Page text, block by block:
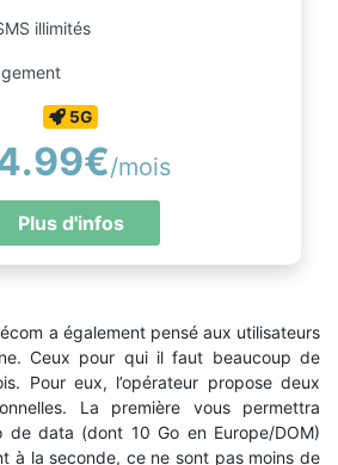
illimités
5G
/mois
Plus d'infos
a également pensé aux utilisateurs
Ceux pour qui il faut beaucoup de
Pour eux, l’opérateur propose deux
La première vous permettra
de data (dont 10 Go en Europe/DOM)
à la seconde, ce ne sont pas moins de